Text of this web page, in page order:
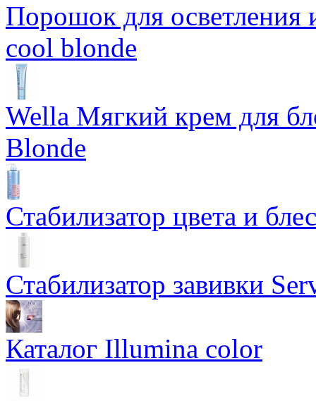
Порошок для осветления
cool blonde
Wella Мягкий крем для
Blonde
Стабилизатор цвета и
Стабилизатор завивки
Каталог Illumina color